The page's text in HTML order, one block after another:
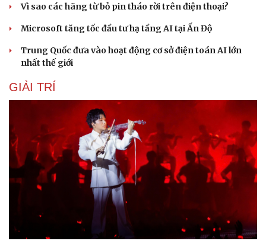
Vì sao các hãng từ bỏ pin tháo rời trên điện thoại?
Microsoft tăng tốc đầu tư hạ tầng AI tại Ấn Độ
Trung Quốc đưa vào hoạt động cơ sở điện toán AI lớn
nhất thế giới
GIẢI TRÍ